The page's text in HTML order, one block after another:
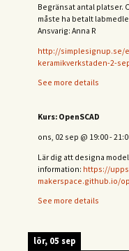
Begränsat antal platser.
måste ha betalt
Ansvarig: Anna R
http://simplesignup.se/
keramikverkstaden-2-
See more details
Kurs: OpenSCAD
ons, 02 sep @ 19:00-
Lär dig att designa
information: https://
makerspace.github.io/
See more details
lör, 05 sep